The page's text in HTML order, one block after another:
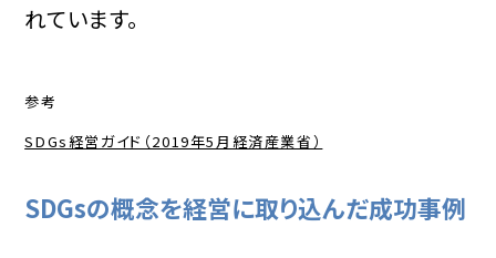
れています。
参考
SDGs経営ガイド（2019年5月経済産業省）
SDGsの概念を経営に取り込んだ成功事例